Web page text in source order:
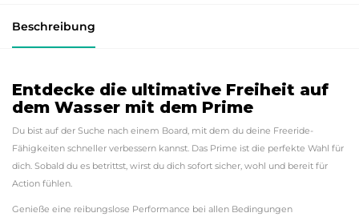
Beschreibung
Entdecke die ultimative Freiheit auf
dem Wasser mit dem Prime
Du bist auf der Suche nach einem Board, mit dem du deine Freeride-
Fähigkeiten schneller verbessern kannst. Das Prime ist die perfekte Wahl für
dich. Sobald du es betrittst, wirst du dich sofort sicher, wohl und bereit für
Action fühlen.
Genieße eine reibungslose Performance bei allen Bedingungen